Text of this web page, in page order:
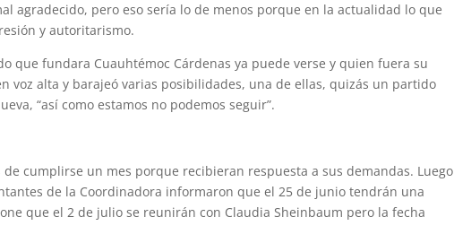
agradecido, pero eso sería lo de menos porque en la actualidad lo que
y autoritarismo.
que fundara Cuauhtémoc Cárdenas ya puede verse y quien fuera su
voz alta y barajeó varias posibilidades, una de ellas, quizás un partido
“así como estamos no podemos seguir”.
cumplirse un mes porque recibieran respuesta a sus demandas. Luego
de la Coordinadora informaron que el 25 de junio tendrán una
que el 2 de julio se reunirán con Claudia Sheinbaum pero la fecha